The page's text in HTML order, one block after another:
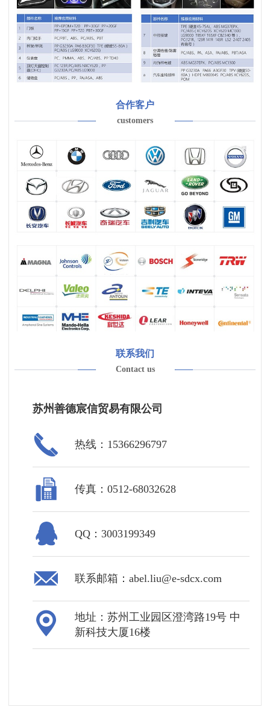
合作客户
customers
联系我们
Contact us
苏州善德宸信贸易有限公司
热线：15366296797
传真：0512-68032628
QQ：3003199349
联系邮箱：abel.liu@e-sdcx.com
地址：苏州工业园区澄湾路19号 中
新科技大厦16楼